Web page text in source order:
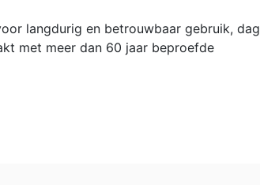
langdurig en betrouwbaar gebruik, dag
met meer dan 60 jaar beproefde